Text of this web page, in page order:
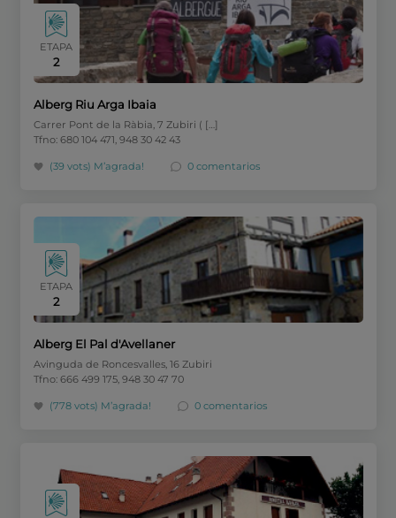
ETAPA
2
Alberg Riu Arga Ibaia
Carrer Pont de la Ràbia, 7 Zubiri ( […]
Tfno: 680 104 471, 948 30 42 43
(39 vots) M’agrada! 0 comentarios
ETAPA
2
Alberg El Pal d'Avellaner
Avinguda de Roncesvalles, 16 Zubiri
Tfno: 666 499 175, 948 30 47 70
(778 vots) M’agrada! 0 comentarios